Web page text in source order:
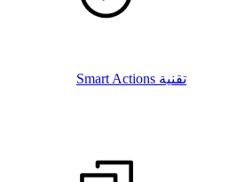
تقنية Smart Actions